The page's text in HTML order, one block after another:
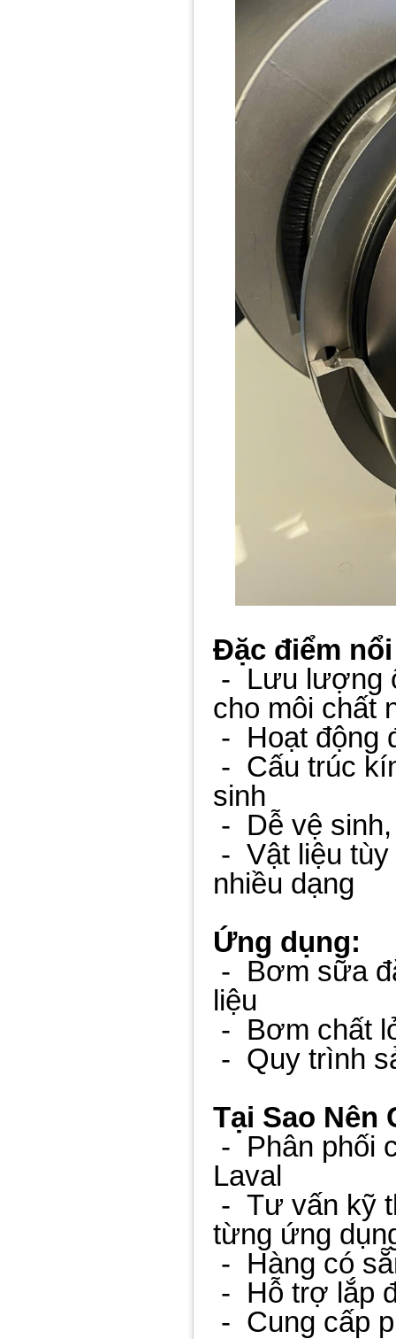
Đặc điểm
- Lưu lượng
cho môi chất
- Hoạt động
- Cấu trúc
sinh
- Dễ vệ
- Vật liệu
nhiều dạng
Ứng dụng:
- Bơm sữa
liệu
- Bơm chất
- Quy trình
Tại Sao Nên
- Phân phối
Laval
- Tư vấn kỹ
từng ứng
- Hàng có
- Hỗ trợ lắp
- Cung cấp